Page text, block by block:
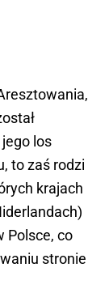
los
to zaś rodzi
krajach
Polsce, co
stronie